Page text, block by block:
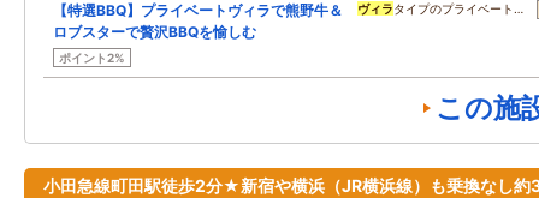
【特選BBQ】プライベートヴィラで熊野牛＆
ロブスターで贅沢BBQを愉しむ
ポイント2%
ヴィラタイプのプライベート…
この施
小田急線町田駅徒歩2分★新宿や横浜（JR横浜線）も乗換なし約